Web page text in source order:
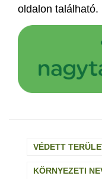
oldalon található.
VÉDETT
KÖRNYEZETI